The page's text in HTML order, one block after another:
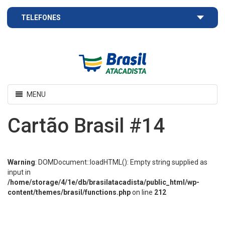
TELEFONES
Atacadista
Toggle
navigation
MENU
Cartão Brasil #14
Warning: DOMDocument::loadHTML(): Empty string supplied as
input in
/home/storage/4/1e/db/brasilatacadista/public_html/wp-
content/themes/brasil/functions.phpon line 212